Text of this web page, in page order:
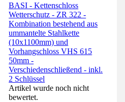
BASI - Kettenschloss
Wetterschutz - ZR 322 -
Kombination bestehend aus
ummantelte Stahlkette
(10x1100mm) und
Vorhangschloss VHS 615
50mm -
Verschiedenschließend - inkl.
2 Schlüssel
Artikel wurde noch nicht
bewertet.